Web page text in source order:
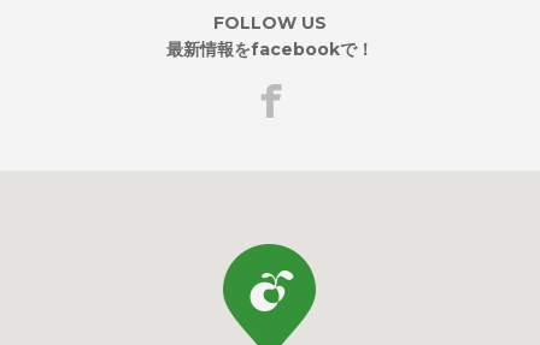
FOLLOW US
最新情報をfacebookで！